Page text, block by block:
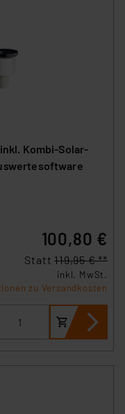
Kombi-Solar-
100,80 €
Statt119,95 € **
inkl. MwSt.
zu Versandkosten